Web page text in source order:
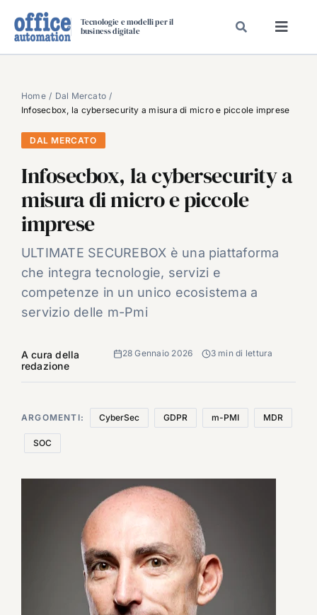
Tecnologie e modelli per il
business digitale
SPECIAL PAPER
TAVOLE ROTONDE DI REDAZIONE
DAL MERCATO
CARRIERE
VIDEO
EVENTI
CHI SIAMO
Home
Dal Mercato
Infosecbox, la cybersecurity a misura di micro e piccole imprese
DAL MERCATO
Infosecbox, la cybersecurity a
misura di micro e piccole
imprese
ULTIMATE SECUREBOX è una piattaforma
che integra tecnologie, servizi e
competenze in un unico ecosistema a
servizio delle m-Pmi
A cura della
redazione
28 Gennaio 2026 3 min di lettura
ARGOMENTI: CyberSec GDPR m-PMI MDR
SOC